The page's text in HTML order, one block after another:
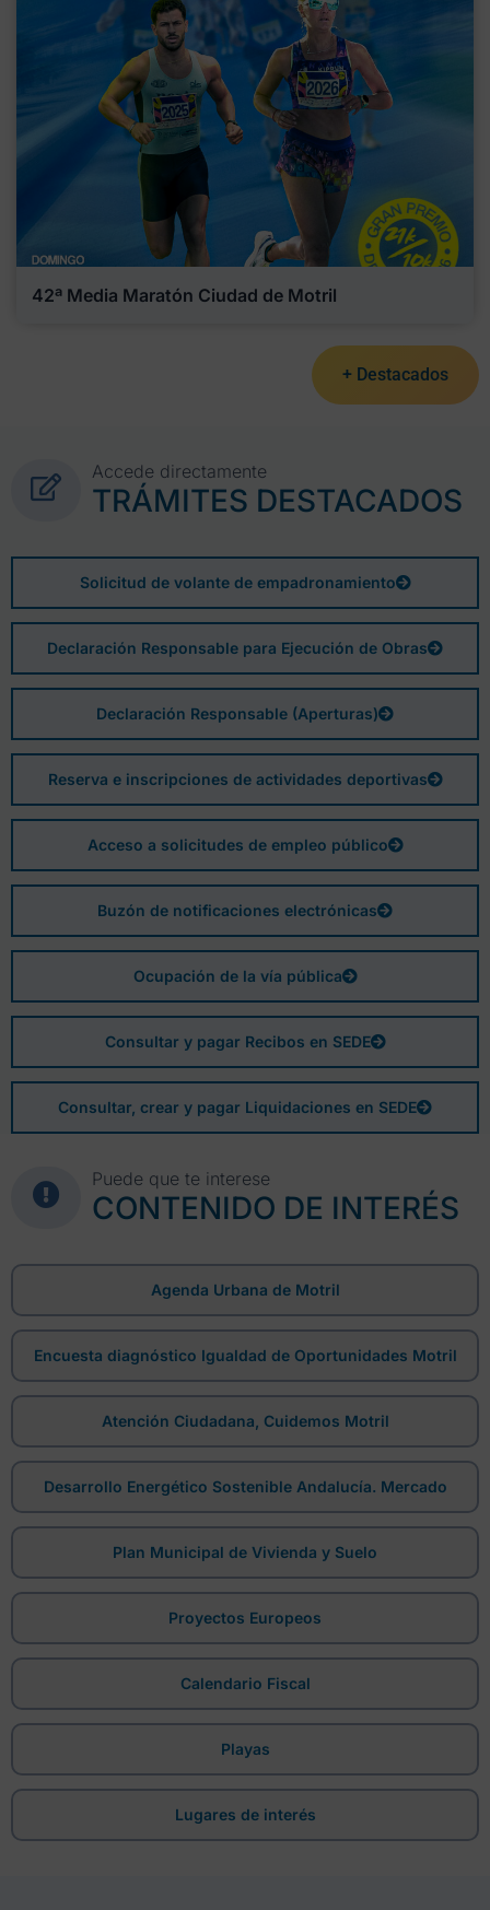
42ª Media Maratón Ciudad de Motril
+ Destacados
Accede directamente
TRÁMITES DESTACADOS
Solicitud de volante de empadronamiento
Declaración Responsable para Ejecución de Obras
Declaración Responsable (Aperturas)
Reserva e inscripciones de actividades deportivas
Acceso a solicitudes de empleo público
Buzón de notificaciones electrónicas
Ocupación de la vía pública
Consultar y pagar Recibos en SEDE
Consultar, crear y pagar Liquidaciones en SEDE
Puede que te interese
CONTENIDO DE INTERÉS
Agenda Urbana de Motril
Encuesta diagnóstico Igualdad de Oportunidades Motril
Atención Ciudadana, Cuidemos Motril
Desarrollo Energético Sostenible Andalucía. Mercado
Plan Municipal de Vivienda y Suelo
Proyectos Europeos
Calendario Fiscal
Playas
Lugares de interés